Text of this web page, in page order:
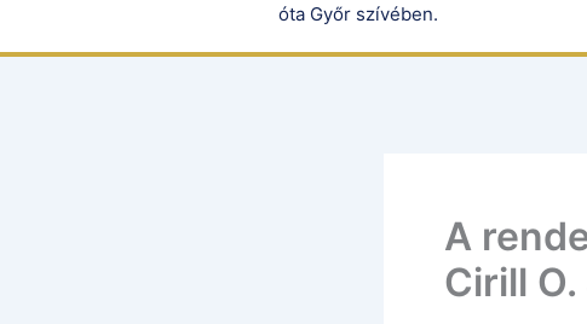
óta Győr szívében.
A
Cirill